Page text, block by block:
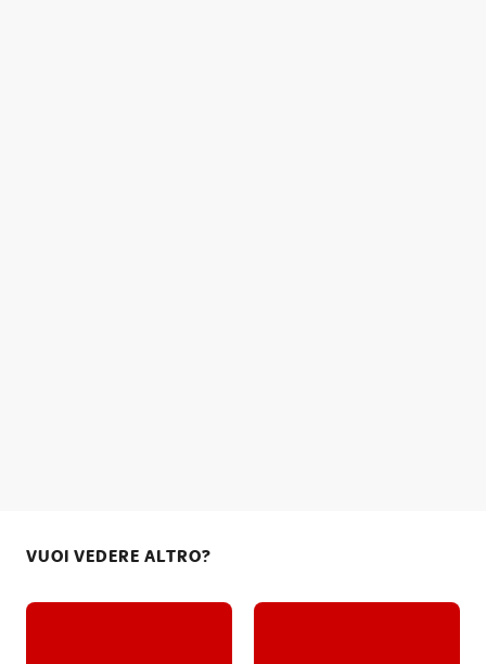
VUOI VEDERE ALTRO?